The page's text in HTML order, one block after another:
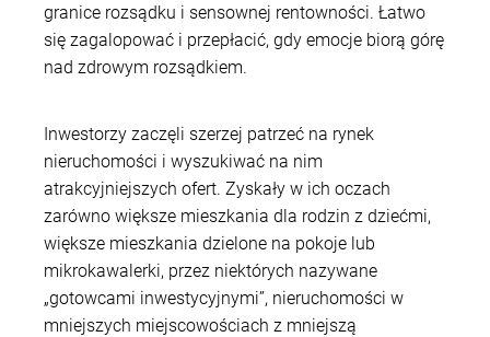
granice rozsądku i sensownej rentowności. Łatwo
się zagalopować i przepłacić, gdy emocje biorą górę
nad zdrowym rozsądkiem.
Inwestorzy zaczęli szerzej patrzeć na rynek
nieruchomości i wyszukiwać na nim
atrakcyjniejszych ofert. Zyskały w ich oczach
zarówno większe mieszkania dla rodzin z dziećmi,
większe mieszkania dzielone na pokoje lub
mikrokawalerki, przez niektórych nazywane
„gotowcami inwestycyjnymi”, nieruchomości w
mniejszych miejscowościach z mniejszą